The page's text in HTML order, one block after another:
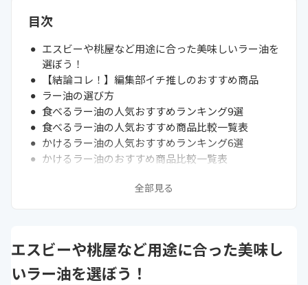
目次
エスビーや桃屋など用途に合った美味しいラー油を
選ぼう！
【結論コレ！】編集部イチ推しのおすすめ商品
ラー油の選び方
食べるラー油の人気おすすめランキング9選
食べるラー油の人気おすすめ商品比較一覧表
かけるラー油の人気おすすめランキング6選
かけるラー油のおすすめ商品比較一覧表
ラー油のおすすめの使い方をご紹介
全部見る
エスビーや桃屋など用途に合った美味し
いラー油を選ぼう！